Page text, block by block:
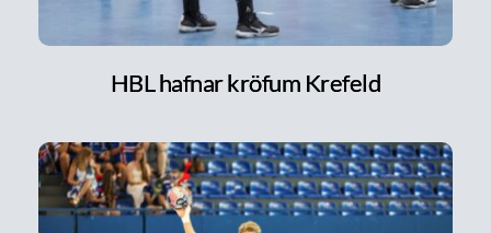
HBL hafnar kröfum Krefeld